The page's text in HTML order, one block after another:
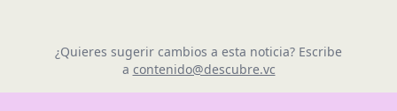
¿Quieres sugerir cambios a esta noticia? Escribe
a contenido@descubre.vc